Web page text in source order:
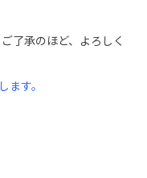
了承のほど、よろしく
す。